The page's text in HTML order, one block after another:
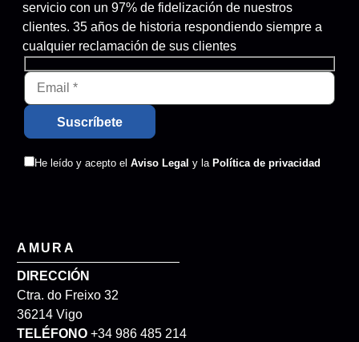
servicio con un 97% de fidelización de nuestros
clientes. 35 años de historia respondiendo siempre a
cualquier reclamación de sus clientes
He leído y acepto el Aviso Legal y la Política de privacidad
AMURA
DIRECCIÓN
Ctra. do Freixo 32
36214 Vigo
TELÉFONO+34 986 485 214